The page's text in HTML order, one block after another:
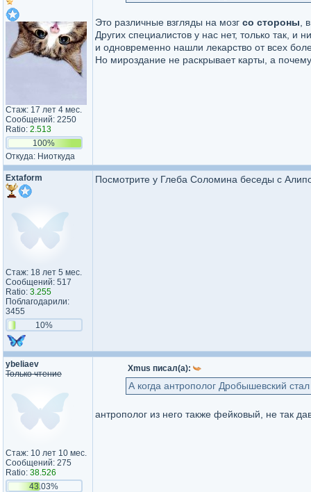
Стаж: 17 лет 4 мес.
Сообщений: 2250
Ratio: 2.513
100%
Откуда: Ниоткуда
Это различные взгляды на мозг со стороны ,
Других специалистов у нас нет, только так,
и одновременно нашли лекарство от всех
Но мироздание не раскрывает карты, а
Extaform
Стаж: 18 лет 5 мес.
Сообщений: 517
Ratio: 3.255
Поблагодарили:
3455
10%
Посмотрите у Глеба Соломина беседы с
ybeliaev
Только чтение
Стаж: 10 лет 10 мес.
Сообщений: 275
Ratio: 38.526
43.03%
Xmus писал(а):
А когда антрополог Дробышевский
антрополог из него также фейковый, не так